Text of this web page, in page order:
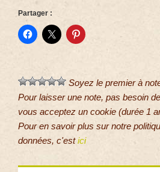
Partager :
Soyez le premier à
Pour laisser une note, pas besoin
vous acceptez un cookie (durée 1
Pour en savoir plus sur notre
données, c'estici